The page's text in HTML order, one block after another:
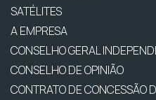
SATÉLITES
A EMPRESA
CONSELHO GERAL
CONSELHO DE OPINIÃO
CONTRATO DE CONCESSÃO